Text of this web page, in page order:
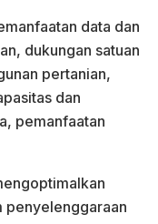
data dan
dukungan satuan
pertanian,
dan
pemanfaatan
penyelenggaraan